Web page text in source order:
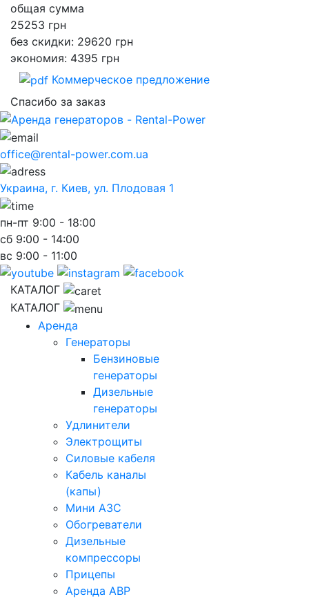
общая сумма
25253 грн
без скидки: 29620 грн
экономия: 4395 грн
Коммерческое предложение
Спасибо за заказ
office@rental-power.com.ua
Украина, г. Киев, ул. Плодовая 1
пн-пт 9:00 - 18:00
сб 9:00 - 14:00
вс 9:00 - 11:00
КАТАЛОГ
КАТАЛОГ
Аренда
Генераторы
Бензиновые
генераторы
Дизельные
генераторы
Удлинители
Электрощиты
Силовые кабеля
Кабель каналы
(капы)
Мини АЗС
Обогреватели
Дизельные
компрессоры
Прицепы
Аренда АВР